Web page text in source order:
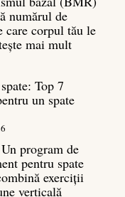
numărul de
care corpul tău le
mai mult:
este
sa
cu
masa
musculară
Top 7
un spate
program de
pentru spate
exerciții
verticală